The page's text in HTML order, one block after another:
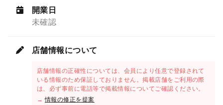
開業日
未確認
店舗情報について
店舗情報の正確性については、会員により任意で登録されて
いる情報のため保証しておりません。掲載店舗をご利用の際
は、必ず事前に電話等で掲載情報についてご確認ください。
→情報の修正を提案